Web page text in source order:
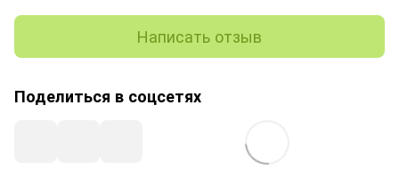
Написать отзыв
Поделиться в соцсетях